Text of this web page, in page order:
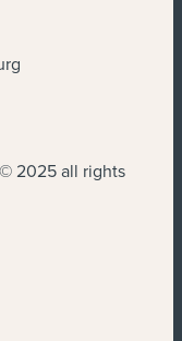
2025 all rights